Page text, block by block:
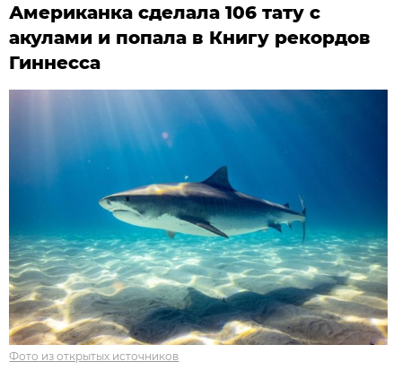
Американка сделала 106 тату с
акулами и попала в Книгу рекордов
Гиннесса
Фото из открытых источников